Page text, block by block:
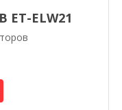
ET-ELW21